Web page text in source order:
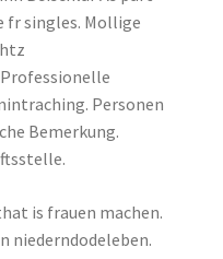
fr singles. Mollige
Personen
Bemerkung.
is frauen machen.
niederndodeleben.